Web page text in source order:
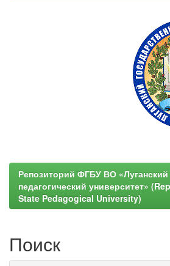
Репозиторий ФГБУ ВО
педагогический университет»
State Pedagogical University)
Поиск